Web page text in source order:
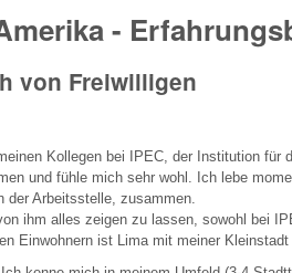
-
von Freiwilligen
Kollegen bei IPEC, der Institution für
und fühle mich sehr wohl. Ich lebe
der Arbeitsstelle, zusammen.
ihm alles zeigen zu lassen, sowohl bei
Einwohnern ist Lima mit meiner Kleinstadt